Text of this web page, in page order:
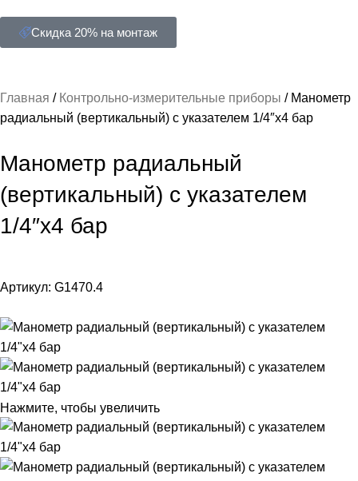
Скидка 20% на монтаж
Главная Контрольно-измерительные приборы
Манометр
радиальный (вертикальный) с указателем 1/4″x4 бар
Манометр радиальный
(вертикальный) с указателем
1/4″x4 бар
Артикул: G1470.4
Нажмите, чтобы увеличить